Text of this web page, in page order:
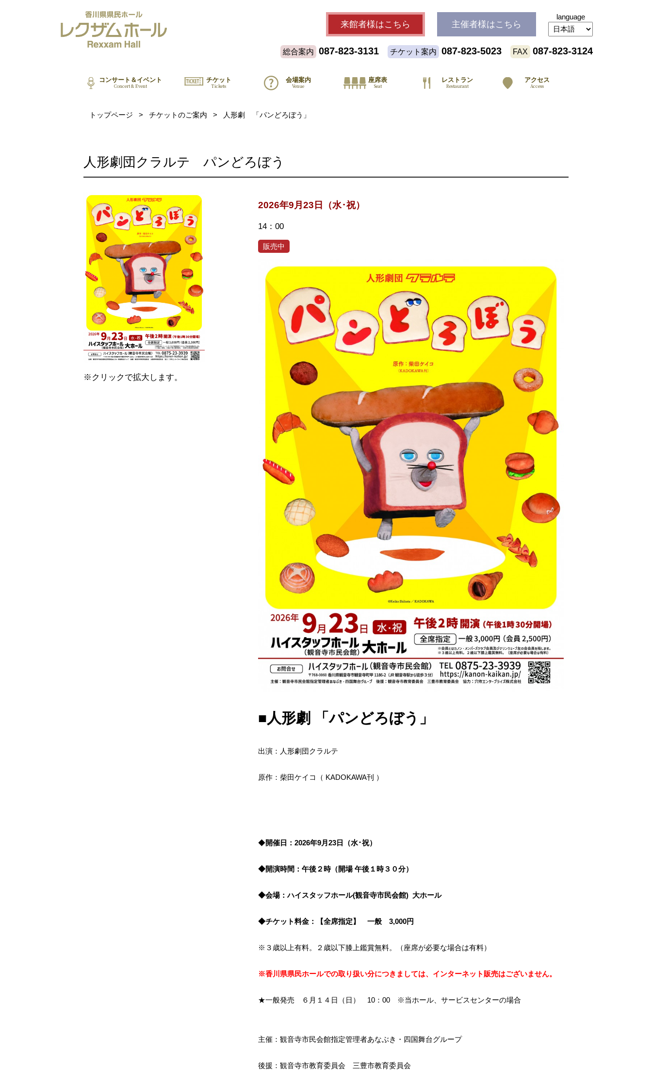
来館者様はこちら 主催者様はこちら
language
総合案内 087-823-3131 チケット案内 087-823-5023 FAX 087-823-3124
コンサート＆イベント
Concert & Event
チケット
Tickets
会場案内
Venue
座席表
Seat
レストラン
Restaurant
アクセス
Access
トップページ > チケットのご案内 > 人形劇 「パンどろぼう」
人形劇団クラルテ パンどろぼう
※クリックで拡大します。
2026年9月23日（水･祝）
14：00
販売中
■人形劇 「パンどろぼう」
出演：人形劇団クラルテ
原作：柴田ケイコ（ KADOKAWA刊 ）
◆開催日：2026年9月23 日（水･祝）
◆開演時間：午後２時（開場 午後１時３０分）
◆会場：ハイスタッフホール(観音寺市民会館) 大ホール
◆チケット料金：【全席指定】 一般 3,000円
※３歳以上有料。２歳以下膝上鑑賞無料。（座席が必要な場合は有料）
※香川県県民ホールでの取り扱い分につきましては、インターネット販売はございません。
★一般発売 ６月１４日（日） 10：00 ※当ホール、サービスセンターの場合
主催：観音寺市民会館指定管理者あなぶき・四国舞台グループ
後援：観音寺市教育委員会 三豊市教育委員会